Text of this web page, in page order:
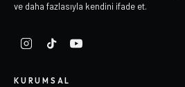
ve daha fazlasıyla kendini ifade et.
KURUMSAL